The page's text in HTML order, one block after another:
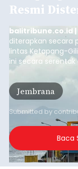
Resmi
balitribune.co.id
diterapkan secara
lintas Ketapang-
ini secara
empat pelabuhan
Pelabuhan Merak,
Lembar pada Rabu
Jembrana
Submitted by
Baca